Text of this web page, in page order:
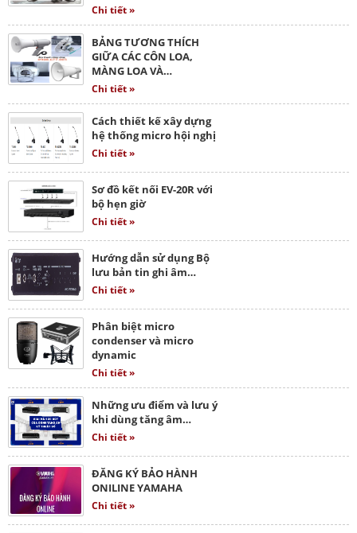
Chi tiết »
BẢNG TƯƠNG THÍCH
GIỮA CÁC CÔN LOA,
MÀNG LOA VÀ…
Chi tiết »
Cách thiết kế xây dựng
hệ thống micro hội nghị
Chi tiết »
Sơ đồ kết nối EV-20R với
bộ hẹn giờ
Chi tiết »
Hướng dẫn sử dụng Bộ
lưu bản tin ghi âm…
Chi tiết »
Phân biệt micro
condenser và micro
dynamic
Chi tiết »
Những ưu điểm và lưu ý
khi dùng tăng âm…
Chi tiết »
ĐĂNG KÝ BẢO HÀNH
ONILINE YAMAHA
Chi tiết »